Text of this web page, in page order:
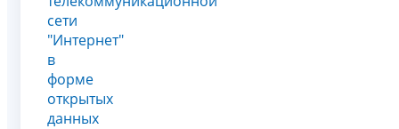
сети
"Интернет"
в
форме
открытых
данных